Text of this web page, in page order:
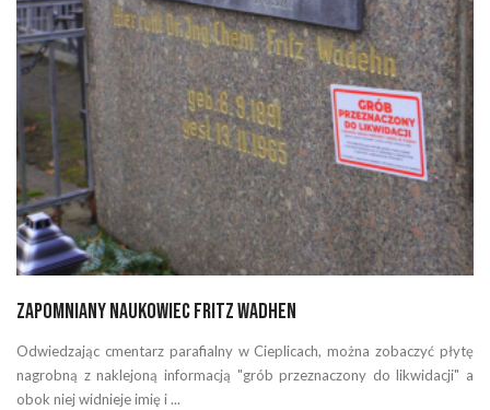
Zapomniany naukowiec Fritz Wadhen
Odwiedzając cmentarz parafialny w Cieplicach, można zobaczyć płytę
nagrobną z naklejoną informacją "grób przeznaczony do likwidacji" a
obok niej widnieje imię i ...